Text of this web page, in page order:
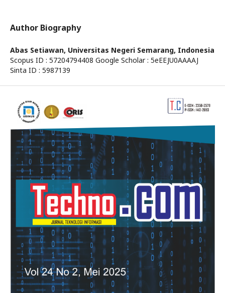
Author Biography
Abas Setiawan, Universitas Negeri Semarang, Indonesia
Scopus ID : 57204794408 Google Scholar : 5eEEJU0AAAAJ
Sinta ID : 5987139